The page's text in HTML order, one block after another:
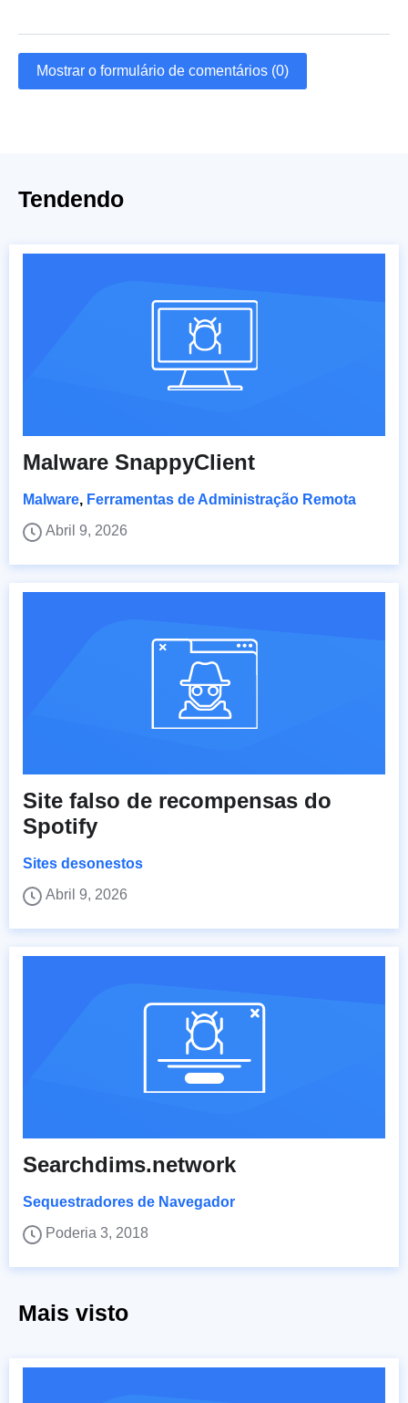
Mostrar o formulário de comentários (0)
Tendendo
Malware SnappyClient
Malware, Ferramentas de Administração Remota
Abril 9, 2026
Site falso de recompensas do
Spotify
Sites desonestos
Abril 9, 2026
Searchdims.network
Sequestradores de Navegador
Poderia 3, 2018
Mais visto